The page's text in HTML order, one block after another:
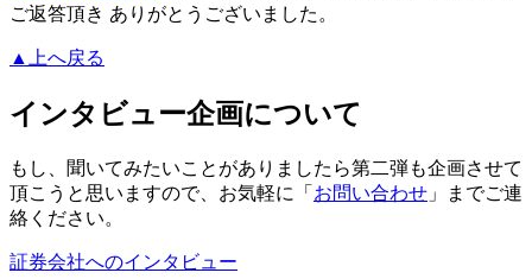
ご返答頂き ありがとうございました。
▲上へ戻る
インタビュー企画について
もし、聞いてみたいことがありましたら第二弾も企画させて
頂こうと思いますので、お気軽に「 お問い合わせ 」までご連
絡ください。
証券会社へのインタビュー